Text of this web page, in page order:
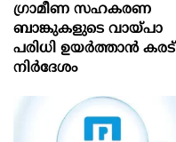
ഗ്രാമീണ സഹകരണ
ബാങ്കുകളുടെ വായ്പാ
പരിധി ഉയർത്താൻ കരട്
നിർദേശം